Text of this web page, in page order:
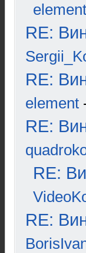
element
RE:
RE:
element
RE:
RE:
RE: